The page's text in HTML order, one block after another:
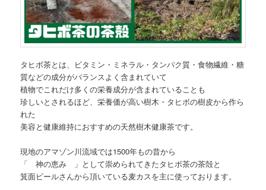
タヒボ茶とは、ビタミン・ミネラル・タンパク質・食物繊維・糖
質などの成分がバランスよく含まれていて
植物でこれだけ多くの栄養成分が含まれていることも
珍しいとされるほど、栄養価が高い樹木・タヒボの樹皮から作ら
れた
美容と健康維持におすすめの天然樹木健康茶です。
現地のアマゾン川流域では1500年もの昔から
「 神の恵み 」として崇められてきたタヒボ茶の茶殻と
箕面ビールさんから頂いている麦カスを主に使っております。